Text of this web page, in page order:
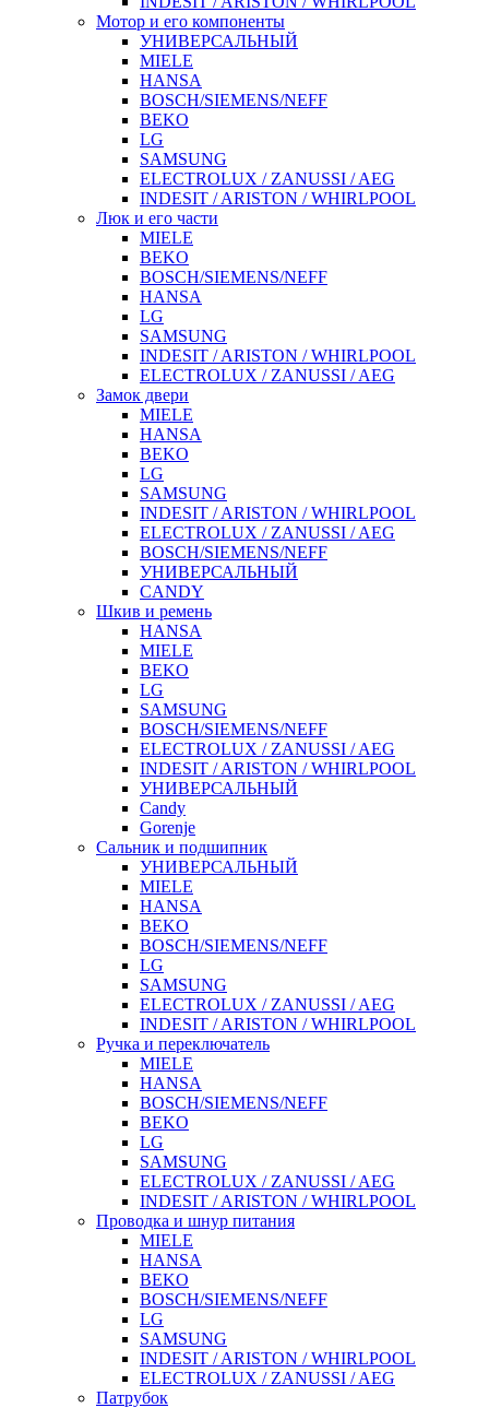
Мотор и его компоненты
УНИВЕРСАЛЬНЫЙ
MIELE
HANSA
BOSCH/SIEMENS/NEFF
BEKO
LG
SAMSUNG
ELECTROLUX / ZANUSSI / AEG
INDESIT / ARISTON / WHIRLPOOL
Люк и его части
MIELE
BEKO
BOSCH/SIEMENS/NEFF
HANSA
LG
SAMSUNG
INDESIT / ARISTON / WHIRLPOOL
ELECTROLUX / ZANUSSI / AEG
Замок двери
MIELE
HANSA
BEKO
LG
SAMSUNG
INDESIT / ARISTON / WHIRLPOOL
ELECTROLUX / ZANUSSI / AEG
BOSCH/SIEMENS/NEFF
УНИВЕРСАЛЬНЫЙ
CANDY
Шкив и ремень
HANSA
MIELE
BEKO
LG
SAMSUNG
BOSCH/SIEMENS/NEFF
ELECTROLUX / ZANUSSI / AEG
INDESIT / ARISTON / WHIRLPOOL
УНИВЕРСАЛЬНЫЙ
Candy
Gorenje
Сальник и подшипник
УНИВЕРСАЛЬНЫЙ
MIELE
HANSA
BEKO
BOSCH/SIEMENS/NEFF
LG
SAMSUNG
ELECTROLUX / ZANUSSI / AEG
INDESIT / ARISTON / WHIRLPOOL
Ручка и переключатель
MIELE
HANSA
BOSCH/SIEMENS/NEFF
BEKO
LG
SAMSUNG
ELECTROLUX / ZANUSSI / AEG
INDESIT / ARISTON / WHIRLPOOL
Проводка и шнур питания
MIELE
HANSA
BEKO
BOSCH/SIEMENS/NEFF
LG
SAMSUNG
INDESIT / ARISTON / WHIRLPOOL
ELECTROLUX / ZANUSSI / AEG
Патрубок